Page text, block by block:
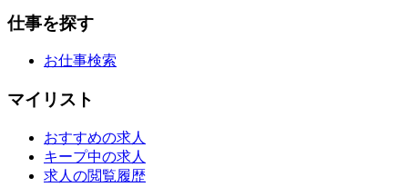
仕事を探す
お仕事検索
マイリスト
おすすめの求人
キープ中の求人
求人の閲覧履歴